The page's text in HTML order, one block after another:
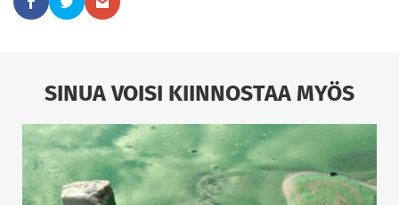
SINUA VOISI KIINNOSTAA MYÖS